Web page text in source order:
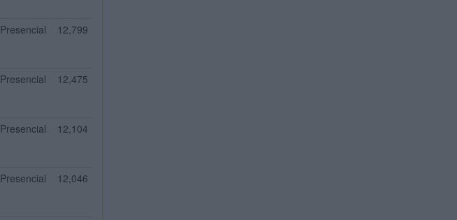
Presencial 12,799
Presencial 12,475
Presencial 12,104
Presencial 12,046